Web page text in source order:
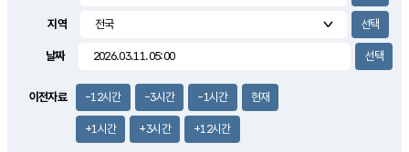
1.4m/s
지역
날짜
이전자료 -12시간 -3시간 -1시간 현재
+1시간 +3시간 +12시간